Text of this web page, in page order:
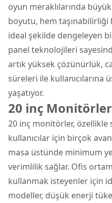
oyun meraklılarında
boyutu, hem
ideal şekilde dengeleyen
panel teknolojileri
artık yüksek çözünürlük,
süreleri ile kullanıcılarına
yaşatıyor.
20 inç
20 inç monitörler, özellikle
kullanıcılar için birçok
masa üstünde minimum
verimlilik sağlar. Ofis
kullanmak isteyenler için
modeller, düşük enerji